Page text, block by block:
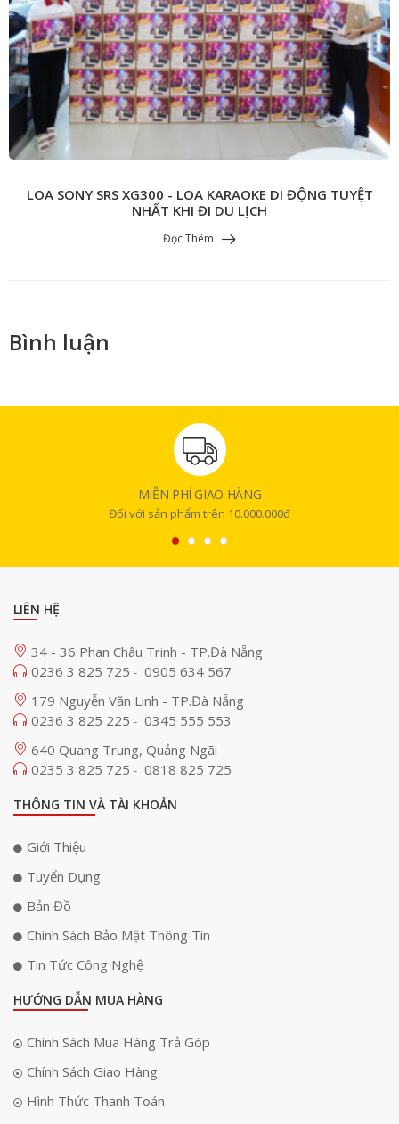
LOA SONY SRS XG300 - LOA KARAOKE DI ĐỘNG TUYỆT
NHẤT KHI ĐI DU LỊCH
Đọc Thêm
Bình luận
MIỄN PHÍ GIAO HÀNG
Đối với sản phẩm trên 10.000.000đ
LIÊN HỆ
34 - 36 Phan Châu Trinh - TP.Đà Nẵng
0236 3 825 725 - 0905 634 567
179 Nguyễn Văn Linh - TP.Đà Nẵng
0236 3 825 225 - 0345 555 553
640 Quang Trung, Quảng Ngãi
0235 3 825 725 - 0818 825 725
THÔNG TIN VÀ TÀI KHOẢN
Giới Thiệu
Tuyển Dụng
Bản Đồ
Chính Sách Bảo Mật Thông Tin
Tin Tức Công Nghệ
HƯỚNG DẪN MUA HÀNG
Chính Sách Mua Hàng Trả Góp
Chính Sách Giao Hàng
Hình Thức Thanh Toán